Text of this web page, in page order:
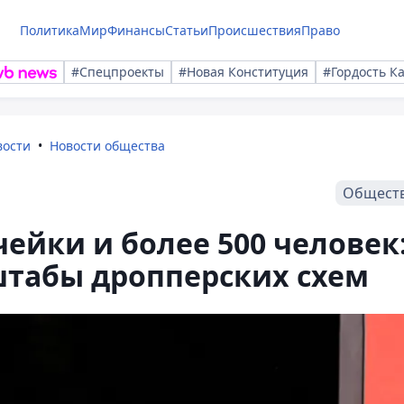
ПолитикаМирФинансыСтатьиПроисшествияПраво
#Спецпроекты #Новая Конституция #Гордость
Новости общества
и более 500
дропперских схем